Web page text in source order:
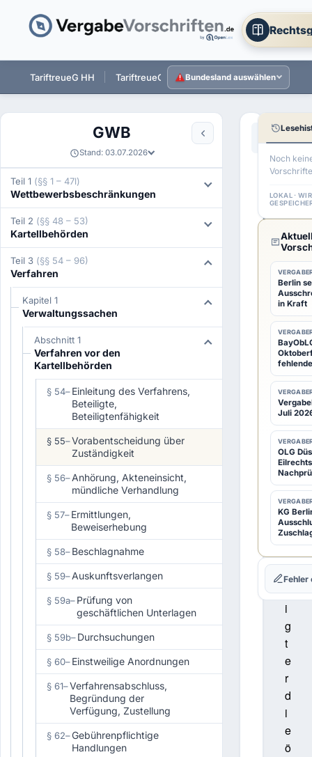
TariftreueG HH TariftreueG NI TariftreueG HE
Bundesland auswählen
GWB
Stand: 03.07.2026
Teil 1 (§§ 1 – 47l)
Wettbewerbsbeschränkungen
Teil 2 (§§ 48 – 53)
Kartellbehörden
Teil 3 (§§ 54 – 96)
Verfahren
Kapitel 1
Verwaltungssachen
Abschnitt 1
Verfahren vor den
Kartellbehörden
§ 54–Einleitung des Verfahrens,
Beteiligte,
Beteiligtenfähigkeit
§ 55–Vorabentscheidung über
Zuständigkeit
§ 56–Anhörung, Akteneinsicht,
mündliche Verhandlung
§ 57–Ermittlungen,
Beweiserhebung
§ 58–Beschlagnahme
§ 59–Auskunftsverlangen
§ 59a–Prüfung von
geschäftlichen Unterlagen
§ 59b–Durchsuchungen
§ 60–Einstweilige Anordnungen
§ 61–Verfahrensabschluss,
Begründung der
Verfügung, Zustellung
§ 62–Gebührenpflichtige
Handlungen
Aa
55
GWB
über
1
M
a
c
h
t
e
i
n
B
e
t
e
i
l
i
g
t
e
r
d
i
e
ö
Noch
LOKAL ·
Berlin
in Kraft
Juli
OLG
KG
Fehler